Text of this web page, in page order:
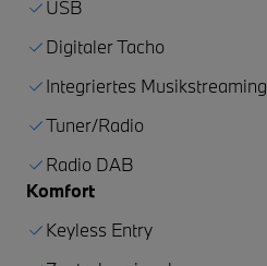
USB
Digitaler Tacho
Integriertes Musikstreaming
Tuner/Radio
Radio DAB
Komfort
Keyless Entry